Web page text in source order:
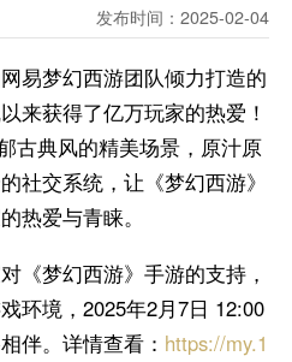
发布时间：2025-02-04
易梦幻西游团队倾力打造的
来获得了亿万玩家的热爱！
古典风的精美场景，原汁原
社交系统，让《梦幻西游》
热爱与青睐。
梦幻西游》手游的支持，
环境，2025年2月7日 12:00
伴。详情查看： https://my.1